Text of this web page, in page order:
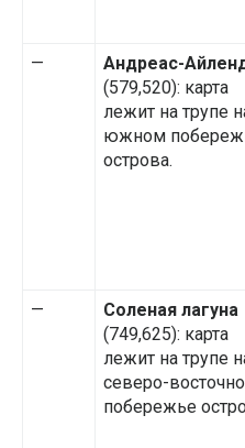
—
Андреас-
(579,520): карта
лежит на трупе
южном
острова.
—
Соленая лагуна
(749,625): карта
лежит на трупе
северо-
побережье